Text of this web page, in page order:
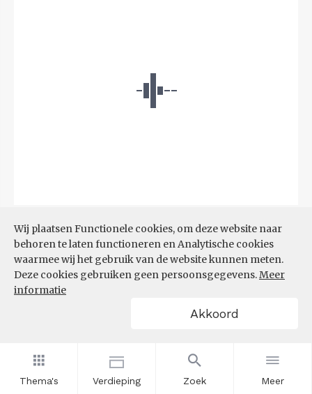
Thema's Verdieping Zoek Meer
Wij plaatsen Functionele cookies, om deze website naar
behoren te laten functioneren en Analytische cookies
waarmee wij het gebruik van de website kunnen meten.
Deze cookies gebruiken geen persoonsgegevens.Meer
informatie
Akkoord
TOP 10 REGIO'S MET KLEINSTE
AANDEEL TEKORT AAN
ARBEIDSKRACHTEN
Filters